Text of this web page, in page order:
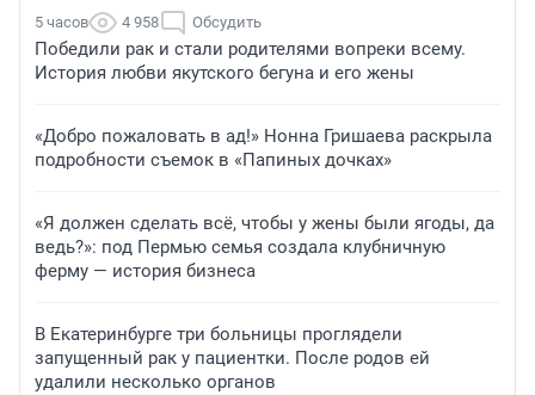
5 часов 4 958 Обсудить
Победили рак и стали родителями вопреки всему.
История любви якутского бегуна и его жены
«Добро пожаловать в ад!» Нонна Гришаева раскрыла
подробности съемок в «Папиных дочках»
«Я должен сделать всё, чтобы у жены были ягоды, да
ведь?»: под Пермью семья создала клубничную
ферму — история бизнеса
В Екатеринбурге три больницы проглядели
запущенный рак у пациентки. После родов ей
удалили несколько органов